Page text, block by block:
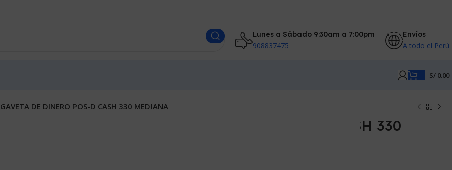
Lunes a Sábado 9:30am a 7:00pm
908837475
Envíos
A todo el Perú
S/ 0.00
GAVETA DE DINERO POS-D CASH 330 MEDIANA
GAVETA DE DINERO POS-D CASH 330